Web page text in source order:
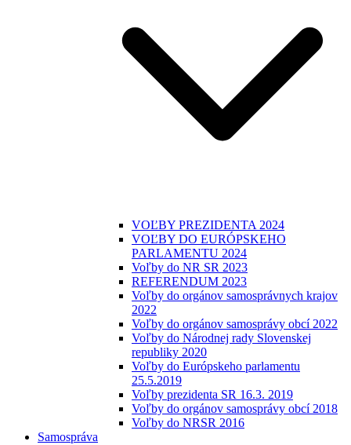
VOĽBY PREZIDENTA 2024
VOĽBY DO EURÓPSKEHO
PARLAMENTU 2024
Voľby do NR SR 2023
REFERENDUM 2023
Voľby do orgánov samosprávnych krajov
2022
Voľby do orgánov samosprávy obcí 2022
Voľby do Národnej rady Slovenskej
republiky 2020
Voľby do Európskeho parlamentu
25.5.2019
Voľby prezidenta SR 16.3. 2019
Voľby do orgánov samosprávy obcí 2018
Voľby do NRSR 2016
Samospráva